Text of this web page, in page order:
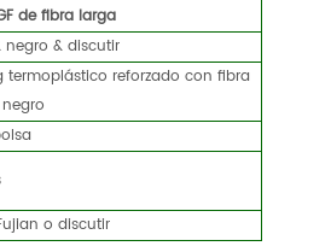
de fibra larga
negro & discutir
termoplástico reforzado con fibra
o discutir